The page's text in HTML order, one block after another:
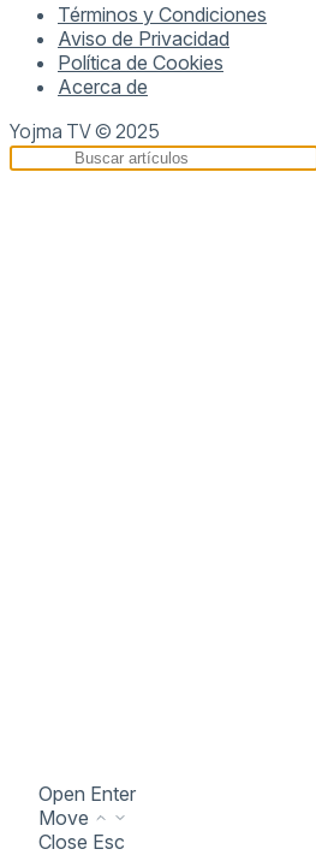
Términos y Condiciones
Aviso de Privacidad
Política de Cookies
Acerca de
Yojma TV © 2025
Open Enter
Move
Close Esc